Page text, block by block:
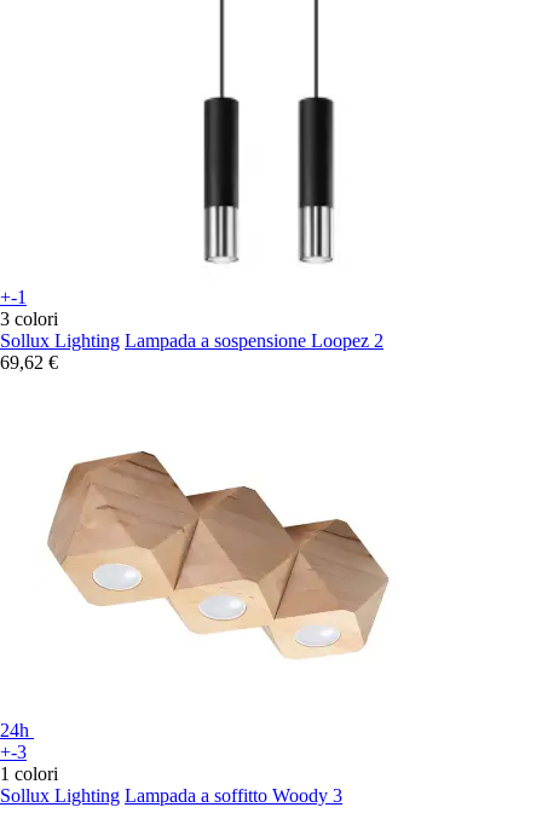
+-1
3 colori
Sollux Lighting Lampada a sospensione Loopez 2
69,62 €
24h
+-3
1 colori
Sollux Lighting Lampada a soffitto Woody 3